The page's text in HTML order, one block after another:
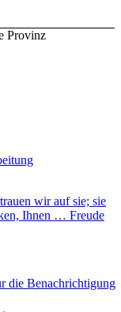
Provinz
wir auf sie; sie
Ihnen … Freude
die Benachrichtigung